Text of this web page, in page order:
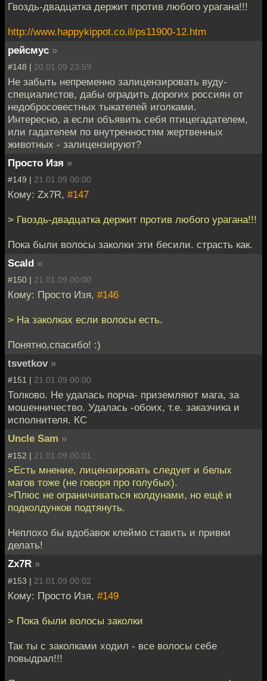
Гвоздь-двадцатка держит против любого урагана!!!
http://www.happykippot.co.il/ps11900-12.htm
рейсмус »
#148 | 20.01.09 23:59
Не забыть непременно залицензировать вуду-
специалистов, дабы оградить дорогих россиян от
недобросовестных тыкателей иголками.
Интересно, а если объявить себя птицегадателем,
или гадателем по внутренностям жертвенных
животных - залицензируют?
Просто Изя »
#149 | 21.01.09 00:00
Кому: Zx7R, #147
> Гвоздь-двадцатка держит против любого урагана!!!
Пока были волосы заколки эти бесили. страсть как.
Scald »
#150 | 21.01.09 00:00
Кому: Просто Изя, #146
> На заколках если волосы есть.
Понятно,спасибо! :)
tsvetkov »
#151 | 21.01.09 00:00
Толково. Не удалась порча- приземляют мага, за
мошенничество. Удалась -обоих, т.е. заказчика и
исполнителя. КС
Uncle Sam »
#152 | 21.01.09 00:01
>Есть мнение, лицензировать следует и белых
магов тоже (не говоря про голубых).
>Плюс не ограничиваться колдунами, но ещё и
подколдунков подтянуть.
Неплохо бы вдобавок клеймо ставить и привки
делать!
Zx7R »
#153 | 21.01.09 00:02
Кому: Просто Изя, #149
> Пока были волосы заколки
Так ты с заколками ходил - все волосы себе
повыдрал!!!